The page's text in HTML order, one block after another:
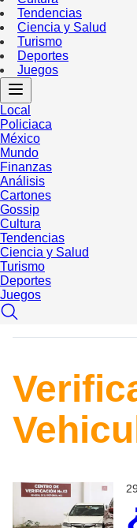
Tendencias
Ciencia y Salud
Turismo
Deportes
Juegos
Local
Policiaca
México
Mundo
Finanzas
Análisis
Cartones
Gossip
Cultura
Tendencias
Ciencia y Salud
Turismo
Deportes
Juegos